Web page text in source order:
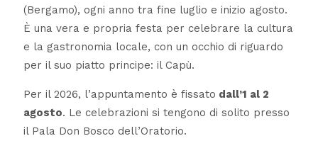
(Bergamo), ogni anno tra fine luglio e inizio agosto.
È una vera e propria festa per celebrare la cultura
e la gastronomia locale, con un occhio di riguardo
per il suo piatto principe: il Capù.
Per il 2026, l’appuntamento è fissato dall’1 al 2
agosto. Le celebrazioni si tengono di solito presso
il Pala Don Bosco dell’Oratorio.